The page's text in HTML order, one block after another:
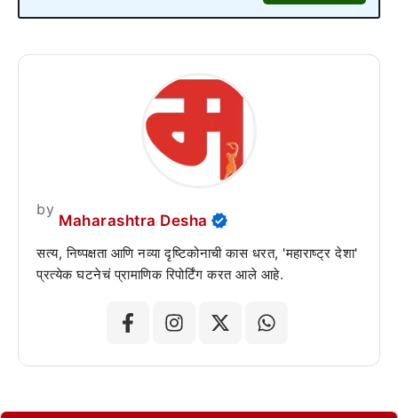
by
Maharashtra Desha
सत्य, निष्पक्षता आणि नव्या दृष्टिकोनाची कास धरत, 'महाराष्ट्र देशा'
प्रत्येक घटनेचं प्रामाणिक रिपोर्टिंग करत आले आहे.